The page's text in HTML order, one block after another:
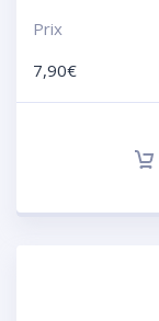
Prix
7,90€